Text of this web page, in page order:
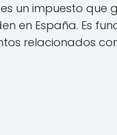
un impuesto que
en España. Es
relacionados